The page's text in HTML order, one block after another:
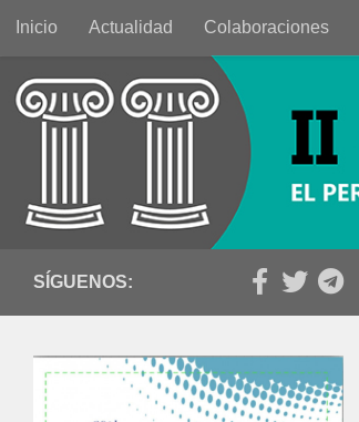
Saltar al contenido
Inicio Actualidad Colaboraciones
SÍGUENOS: